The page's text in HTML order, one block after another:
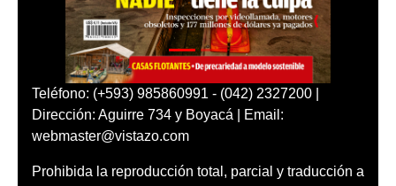
Teléfono: (+593) 985860991 - (042) 2327200 |
Dirección: Aguirre 734 y Boyacá | Email:
webmaster@vistazo.com
Prohibida la reproducción total, parcial y traducción a